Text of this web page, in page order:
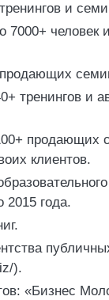
и
7000+ человек
тренингов и
продающих
клиентов.
2015 года.
).
«Бизнес